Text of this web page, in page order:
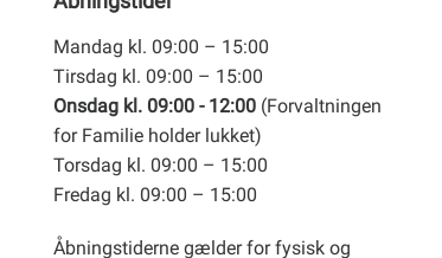
Mandag kl. 09:00 – 15:00
Tirsdag kl. 09:00 – 15:00
Onsdag kl. 09:00 - 12:00 (Forvaltningen
for Familie holder lukket)
Torsdag kl. 09:00 – 15:00
Fredag kl. 09:00 – 15:00
Åbningstiderne gælder for fysisk og